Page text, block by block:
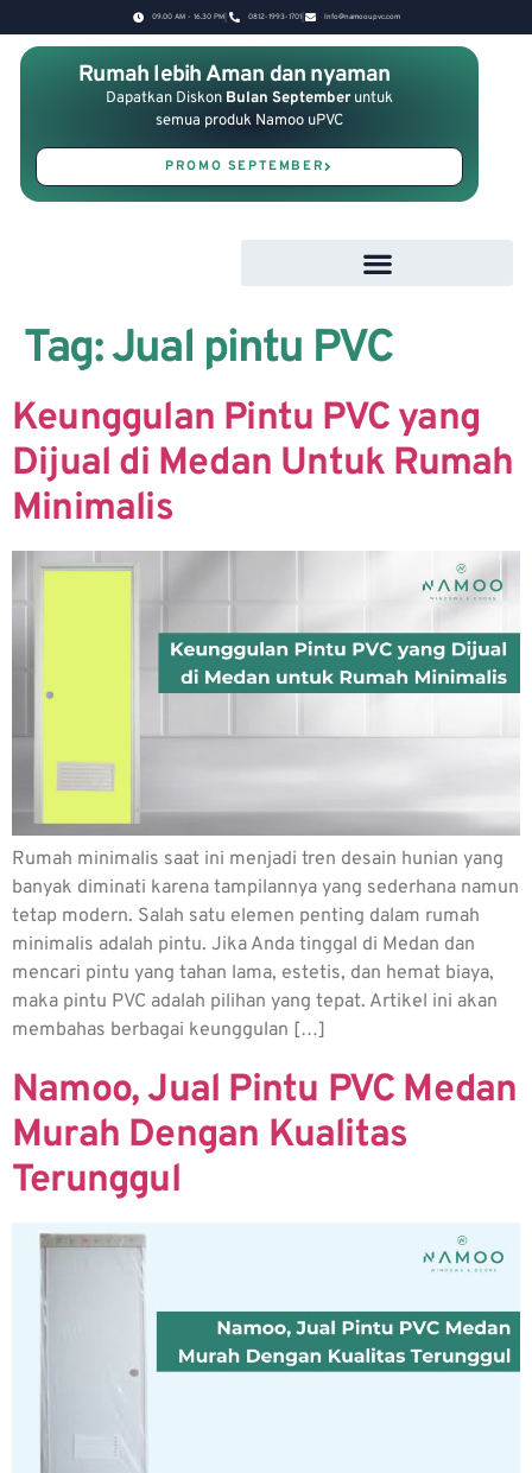
09.00 AM - 16.30 PM 0812-1993-1701 Info@namooupvc.com
Rumah lebih Aman dan nyaman
Dapatkan Diskon Bulan September untuk
semua produk Namoo uPVC
PROMO SEPTEMBER
Tag:Jual pintu PVC
Keunggulan Pintu PVC yang
Dijual di Medan Untuk Rumah
Minimalis
Rumah minimalis saat ini menjadi tren desain hunian yang
banyak diminati karena tampilannya yang sederhana namun
tetap modern. Salah satu elemen penting dalam rumah
minimalis adalah pintu. Jika Anda tinggal di Medan dan
mencari pintu yang tahan lama, estetis, dan hemat biaya,
maka pintu PVC adalah pilihan yang tepat. Artikel ini akan
membahas berbagai keunggulan […]
Namoo, Jual Pintu PVC Medan
Murah Dengan Kualitas
Terunggul